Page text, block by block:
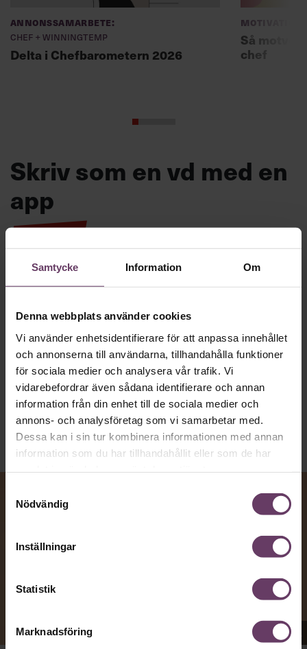
Samtycke Information Om
Denna webbplats använder cookies
Vi använder enhetsidentifierare för att anpassa innehållet
och annonserna till användarna, tillhandahålla funktioner
för sociala medier och analysera vår trafik. Vi
vidarebefordrar även sådana identifierare och annan
information från din enhet till de sociala medier och
annons- och analysföretag som vi samarbetar med.
Dessa kan i sin tur kombinera informationen med annan
information som du har tillhandahållit eller som de har
Nödvändig
Inställningar
Statistik
Marknadsföring
Annonssamarbete:
Chef + Winningtemp
Delta i Chefbarometern 2026
Motivation
Så
chef
Skriv som en vd med en
app
artighetsfraser, men gärna stavfel – vara
toppcheferna?
Kommunikation
Text:Fredrik Kullberg
Publicerad
2026-08-07
Appen Sinceerly imiterar vd:ars kortfattade språk.